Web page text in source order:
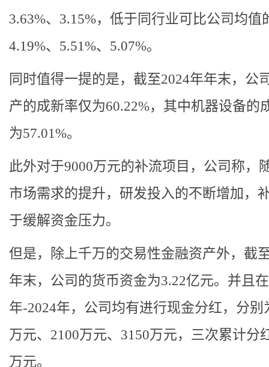
3.63%、3.15%，低于同行业可比公司均值
4.19%、5.51%、5.07%。
同时值得一提的是，截至2024年年末，公
产的成新率仅为60.22%，其中机器设备的
为57.01%。
此外对于9000万元的补流项目，公司称，
市场需求的提升，研发投入的不断增加，
于缓解资金压力。
但是，除上千万的交易性金融资产外，截
年末，公司的货币资金为3.22亿元。并且
年-2024年，公司均有进行现金分红，分别
万元、2100万元、3150万元，三次累计分
万元。